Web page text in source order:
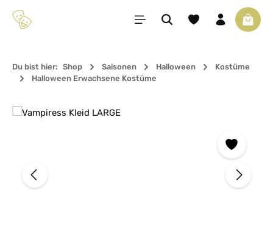
Zum Hauptinhalt springen Du hast 0 Produkte
Du bist hier: Shop Saisonen Halloween
Kostüme
Halloween Erwachsene Kostüme
Bildergalerie überspringen